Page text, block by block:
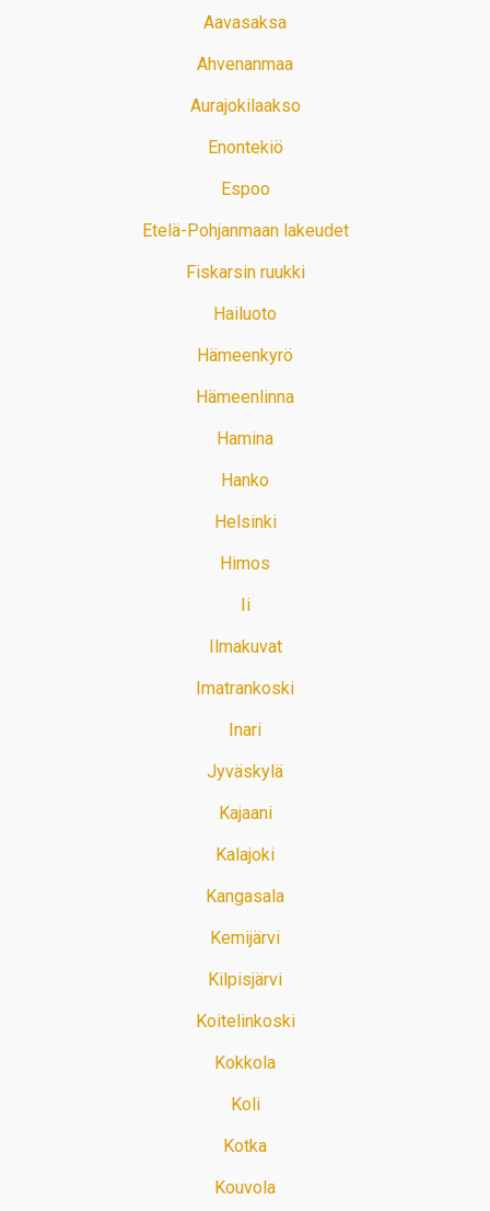
Aavasaksa
Ahvenanmaa
Aurajokilaakso
Enontekiö
Espoo
Etelä-Pohjanmaan lakeudet
Fiskarsin ruukki
Hailuoto
Hämeenkyrö
Hämeenlinna
Hamina
Hanko
Helsinki
Himos
Ii
Ilmakuvat
Imatrankoski
Inari
Jyväskylä
Kajaani
Kalajoki
Kangasala
Kemijärvi
Kilpisjärvi
Koitelinkoski
Kokkola
Koli
Kotka
Kouvola